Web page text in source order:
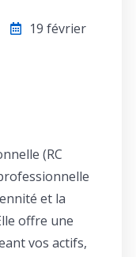
19 février
(RC
et la
offre une
vos actifs,